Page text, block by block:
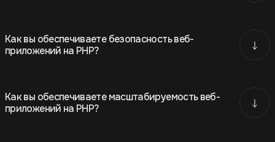
Как вы обеспечиваете безопасность веб-
приложений на PHP?
Как вы обеспечиваете масштабируемость веб-
приложений на PHP?